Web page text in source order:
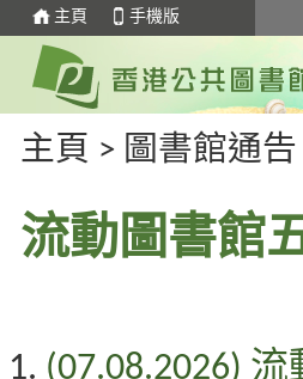
主頁 手機版
主頁 > 圖書館通告
流動圖書館
(07.08.2026) 流